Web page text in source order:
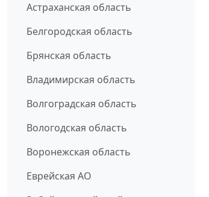
Астраханская область
Белгородская область
Брянская область
Владимирская область
Волгоградская область
Вологодская область
Воронежская область
Еврейская АО